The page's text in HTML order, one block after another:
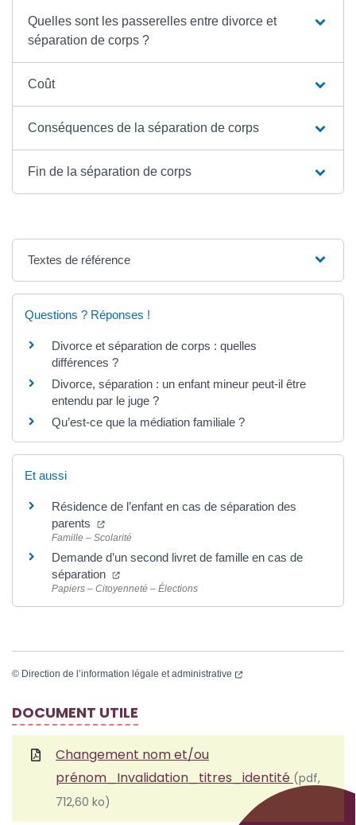
Quelles sont les passerelles entre divorce et
séparation de corps ?
Coût
Conséquences de la séparation de corps
Fin de la séparation de corps
Textes de référence
Questions ? Réponses !
Divorce et séparation de corps : quelles
différences ?
Divorce, séparation : un enfant mineur peut-il être
entendu par le juge ?
Qu’est-ce que la médiation familiale ?
Et aussi
Résidence de l’enfant en cas de séparation des
parents
Famille – Scolarité
Demande d’un second livret de famille en cas de
séparation
Papiers – Citoyenneté – Élections
© Direction de l’information légale et administrative
DOCUMENT UTILE
Changement nom et/ou
prénom_Invalidation_titres_identité (pdf,
712,60 ko)